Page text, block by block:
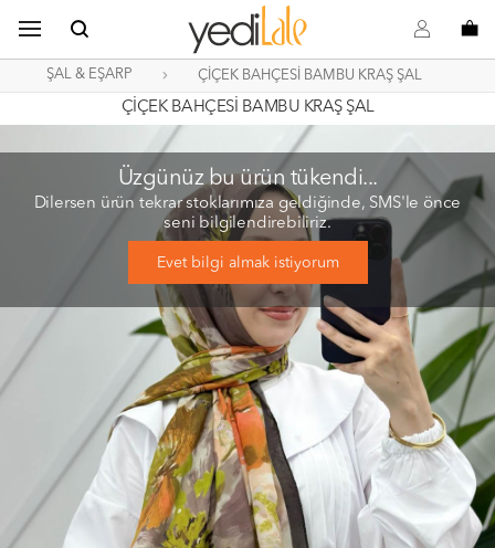
s o B
ŞAL & EŞARP ÇİÇEK BAHÇESİ BAMBU KRAŞ ŞAL
ÇİÇEK BAHÇESİ BAMBU KRAŞ ŞAL
Üzgünüz bu ürün tükendi...
Dilersen ürün tekrar stoklarımıza geldiğinde, SMS'le önce
seni bilgilendirebiliriz.
Evet bilgi almak istiyorum